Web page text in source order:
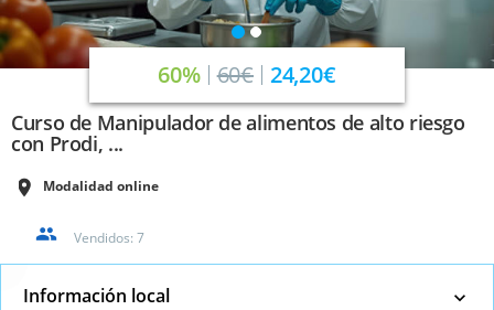
60% 60€ 24,20€
Curso de Manipulador de alimentos de alto riesgo
con Prodi, ...
Modalidad online
Vendidos: 7
Información local